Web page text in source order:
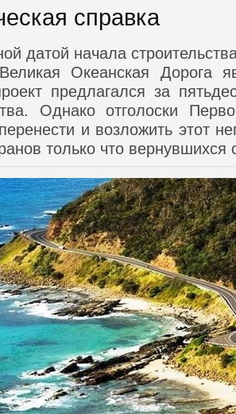
справка
датой начала
Океанская Дорога
предлагался за
Однако отголоски
и возложить этот
только что вернувшихся